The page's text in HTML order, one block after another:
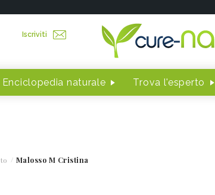
Iscriviti
Enciclopedia naturale Trova l'esperto
Malosso M Cristina